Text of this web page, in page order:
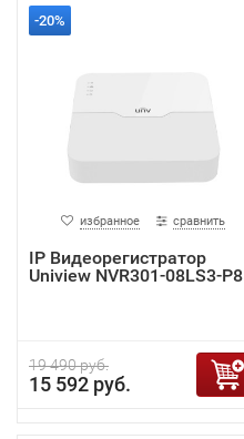
-20%
избранное сравнить
IP Видеорегистратор
Uniview NVR301-08LS3-P8
19 490 руб.
15 592 руб.